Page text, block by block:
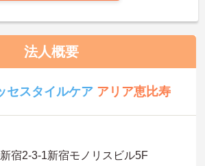
法人概要
セスタイルケア アリア恵比寿
宿2-3-1新宿モノリスビル5F